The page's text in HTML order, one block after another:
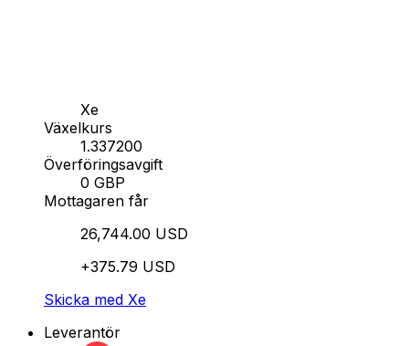
Xe
Växelkurs
1.337200
Överföringsavgift
0 GBP
Mottagaren får
26,744.00 USD
+375.79 USD
Skicka med Xe
Leverantör